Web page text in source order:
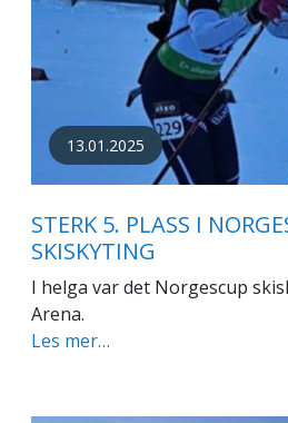
13.01.2025
STERK 5. PLASS I
SKISKYTING
I helga var det Norgescup
Arena.
Les mer…